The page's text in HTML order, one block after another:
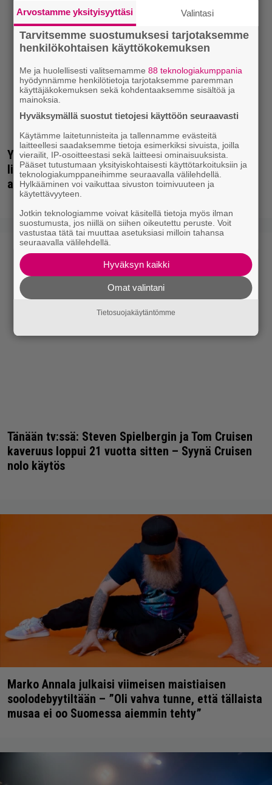
Yöllä tv:ssä: Sotaelokuvan näyttelijät kasvattivat
lihakset nopeasti erikoisella kikalla – IMDb-
arvosana on 7,6
Tänään tv:ssä: Steven Spielbergin ja Tom Cruisen
kaveruus loppui 21 vuotta sitten – Syynä Cruisen
nolo käytös
Marko Annala julkaisi viimeisen maistiaisen
soolodebyytiltään – ”Oli vahva tunne, että tällaista
musaa ei oo Suomessa aiemmin tehty”
Arvostamme yksityisyyttäsi Valintasi
Tarvitsemme suostumuksesi tarjotaksemme
henkilökohtaisen käyttökokemuksen
Me ja huolellisesti valitsemamme88 teknologiakumppania
hyödynnämme henkilötietoja tarjotaksemme paremman
käyttäjäkokemuksen sekä kohdentaaksemme sisältöä ja
mainoksia.
Hyväksymällä suostut tietojesi käyttöön seuraavasti
Käytämme laitetunnisteita ja tallennamme evästeitä
laitteellesi saadaksemme tietoja esimerkiksi sivuista, joilla
vierailit, IP-osoitteestasi sekä laitteesi ominaisuuksista.
Pääset tutustumaan yksityiskohtaisesti käyttötarkoituksiin ja
teknologiakumppaneihimme seuraavalla välilehdellä.
Hylkääminen voi vaikuttaa sivuston toimivuuteen ja
käytettävyyteen.
Jotkin teknologiamme voivat käsitellä tietoja myös ilman
suostumusta, jos niillä on siihen oikeutettu peruste. Voit
vastustaa tätä tai muuttaa asetuksiasi milloin tahansa
seuraavalla välilehdellä.
Hyväksyn kaikki
Omat valintani
Tietosuojakäytäntömme